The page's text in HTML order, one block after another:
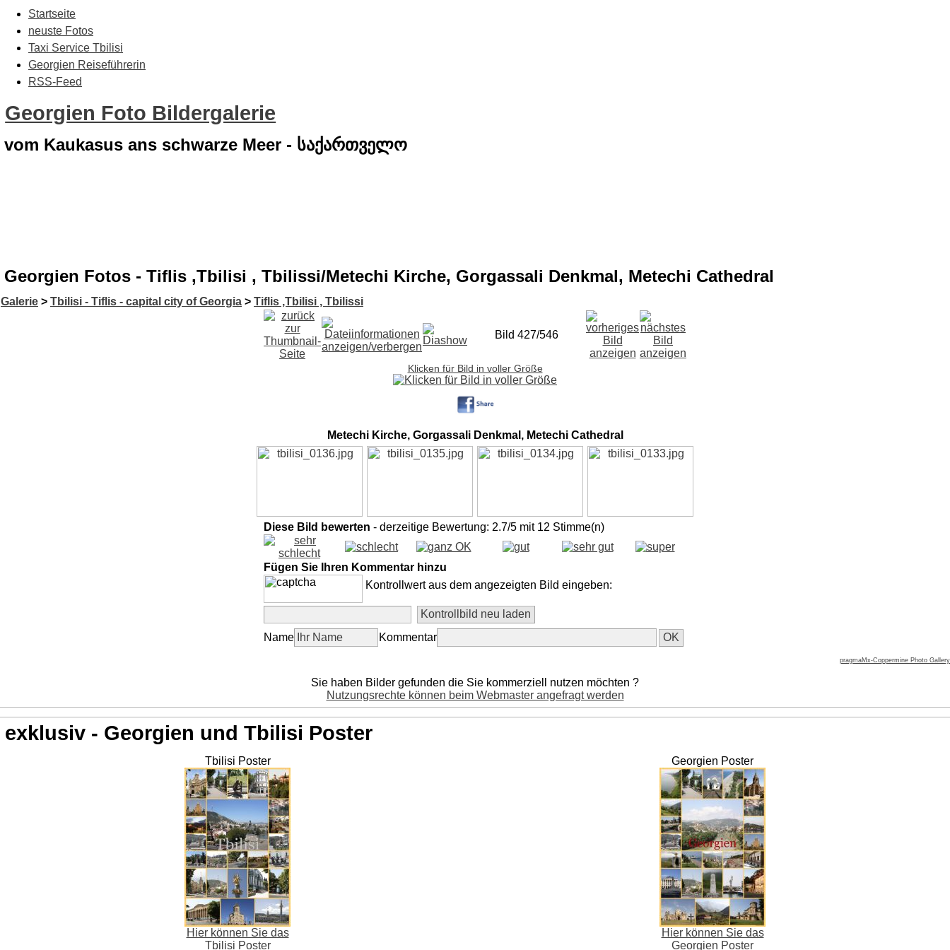
Startseite
neuste Fotos
Taxi Service Tbilisi
Georgien Reiseführerin
RSS-Feed
Georgien Foto Bildergalerie
vom Kaukasus ans schwarze Meer - საქართველო
Georgien Fotos - Tiflis ,Tbilisi , Tbilissi/Metechi Kirche, Gorgassali Denkmal, Metechi Cathedral
Galerie > Tbilisi - Tiflis - capital city of Georgia > Tiflis ,Tbilisi , Tbilissi
Bild 427/546
Klicken für Bild in voller Größe
Metechi Kirche, Gorgassali Denkmal, Metechi Cathedral
Diese Bild bewerten - derzeitige Bewertung: 2.7/5 mit 12 Stimme(n)
Fügen Sie Ihren Kommentar hinzu
Kontrollwert aus dem angezeigten Bild eingeben:
Name Kommentar
pragmaMx-Coppermine Photo Gallery
Sie haben Bilder gefunden die Sie kommerziell nutzen möchten ?
Nutzungsrechte können beim Webmaster angefragt werden
exklusiv - Georgien und Tbilisi Poster
Tbilisi Poster
Hier können Sie das
Tbilisi Poster
Georgien Poster
Hier können Sie das
Georgien Poster